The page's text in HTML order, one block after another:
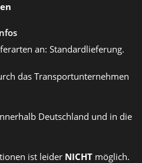
an: Standardlieferung.
das Transportunternehmen
Deutschland und in die
ist leider NICHT möglich.